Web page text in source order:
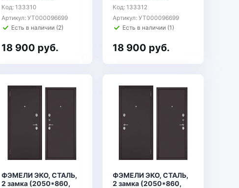
Код: 133310
Артикул: УТ000096699
Есть в наличии (2)
18 900 руб.
Код: 133312
Артикул: УТ000096699
Есть в наличии (1)
18 900 руб.
ФЭМЕЛИ ЭКО, СТАЛЬ,
2 замка (2050*860,
ФЭМЕЛИ ЭКО, СТАЛЬ,
2 замка (2050*860,